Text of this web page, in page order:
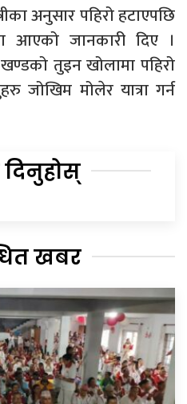
अनुसार पहिरो हटाएपछि
आएको जानकारी दिए ।
तुइन खोलामा पहिरो
जोखिम मोलेर यात्रा गर्न
दिनुहोस्
खबर